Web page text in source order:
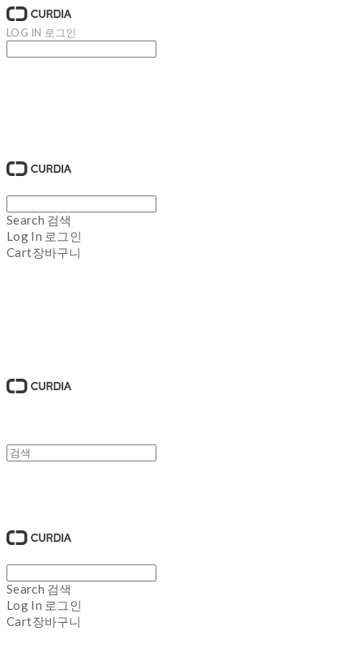
LOG IN 로그인
Search 검색
Log In 로그인
Cart장바구니
Search 검색
Log In 로그인
Cart장바구니